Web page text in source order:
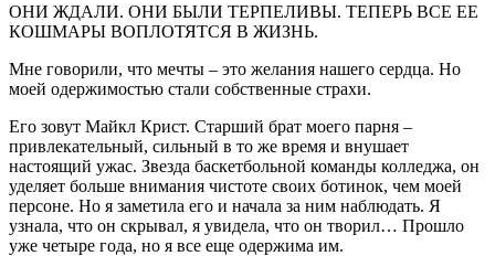
ОНИ ЖДАЛИ. ОНИ БЫЛИ ТЕРПЕЛИВЫ. ТЕПЕРЬ ВСЕ ЕЕ
КОШМАРЫ ВОПЛОТЯТСЯ В ЖИЗНЬ.
Мне говорили, что мечты – это желания нашего сердца. Но
моей одержимостью стали собственные страхи.
Его зовут Майкл Крист. Старший брат моего парня –
привлекательный, сильный в то же время и внушает
настоящий ужас. Звезда баскетбольной команды колледжа, он
уделяет больше внимания чистоте своих ботинок, чем моей
персоне. Но я заметила его и начала за ним наблюдать. Я
узнала, что он скрывал, я увидела, что он творил… Прошло
уже четыре года, но я все еще одержима им.